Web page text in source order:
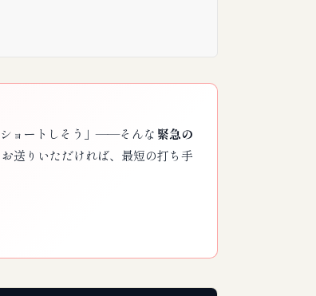
ショートしそう」——そんな 緊急の
送りいただければ、最短の打ち手